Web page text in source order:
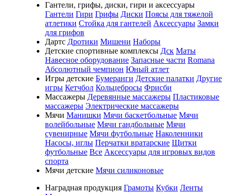
Гантели, грифы, диски, гири и аксессуары
Гантели Гири Грифы Диски Поясы для тяжелой
атлетики Стойка для гантелей Аксессуары Замки
для грифов
Дартс Дротики Мишени Наборы
Детские спортивные комплексы Дск Маты
Навесное оборудование Запасные части Romana
Абсолютный чемпион Юный атлет
Игры детские Бумеранги Детские палатки Другие
игры Кетчбол Кольцебросы Фрисби
Массажеры Деревянные массажеры Пластиковые
массажеры Электрические массажеры
Мячи Манишки Мячи баскетбольные Мячи
волейбольные Мячи гандбольные Мячи
сувенирные Мячи футбольные Наколенники
Насосы, иглы Перчатки вратарские Щитки
футбольные Все Аксессуары для игровых видов
спорта
Мячи детские Мячи силиконовые
Наградная продукция Грамоты Кубки Ленты